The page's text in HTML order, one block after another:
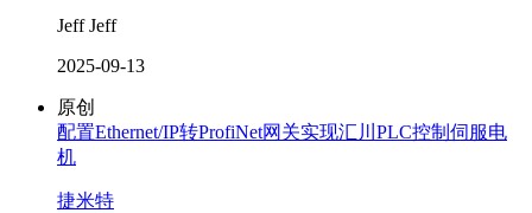
Jeff Jeff
2025-09-13
原创
配置Ethernet/IP转ProfiNet网关实现汇川PLC控制伺服电
机
捷米特